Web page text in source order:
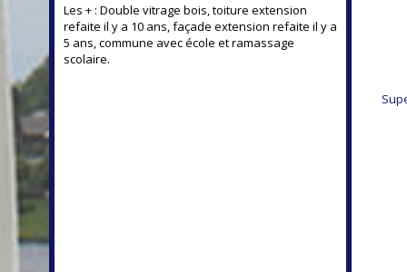
Les + : Double vitrage bois, toiture extension
refaite il y a 10 ans, façade extension refaite il y a
5 ans, commune avec école et ramassage
scolaire.